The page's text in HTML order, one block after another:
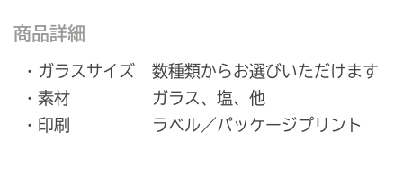
商品詳細
・ガラスサイズ
数種類からお選びいただけます
・素材
ガラス、塩、他
・印刷
ラベル／パッケージプリント